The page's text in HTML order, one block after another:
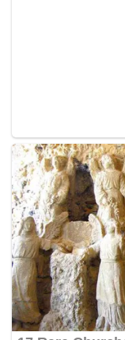
menakutkan
serta mengekalkan
pengundi Cina, Kit
DAP akan berakhir.
Justeru, kepada
yang bertanding di
berkempen. Batu
untuk menyala
Pada mana-mana